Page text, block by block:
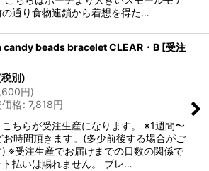
の通り食物連鎖から着想を得た…
candy beads bracelet CLEAR・B [受注
別)
円)
格: 7,818円
ちらが受注生産になります。 ※1週間〜
お時間頂きます。(多少前後する場合がご
) ※受注生産でお届けまでの日数の関係で
ト払いは賜れません。 ブレ…